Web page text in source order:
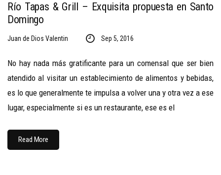
Río Tapas & Grill – Exquisita propuesta en Santo
Domingo
Juan de Dios Valentin Sep 5, 2016
No hay nada más gratificante para un comensal que ser bien
atendido al visitar un establecimiento de alimentos y bebidas,
es lo que generalmente te impulsa a volver una y otra vez a ese
lugar, especialmente si es un restaurante, ese es el
Read More